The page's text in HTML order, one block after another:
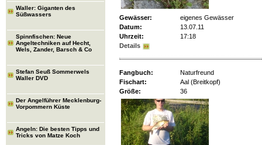
Waller: Giganten des
Süßwassers
Spinnfischen: Neue
Angeltechniken auf Hecht,
Wels, Zander, Barsch & Co
Stefan Seuß Sommerwels
Waller DVD
Der Angelführer Mecklenburg-
Vorpommern Küste
Angeln: Die besten Tipps und
Tricks von Matze Koch
Gewässer:
eigenes Gewässer
Datum:
13.07.11
Uhrzeit:
17:18
Details
Fangbuch:
Naturfreund
Fischart:
Aal (Breitkopf)
Größe:
36